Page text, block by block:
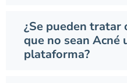
¿Se pueden tratar
que no sean Acné
plataforma?